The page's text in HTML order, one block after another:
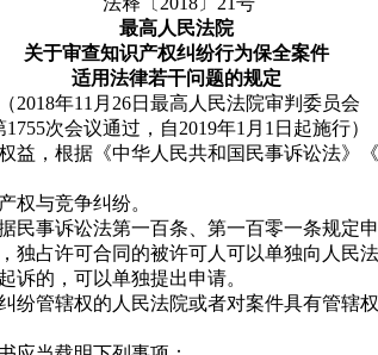
最高人民法院
关于审查知识产权纠纷行为保全案件
适用法律若干问题的规定
（2018年11月26日最高人民法院审判委员会
1755次会议通过，自2019年1月1日起施行）
根据《中华人民共和国民事诉讼法》
与竞争纠纷。
诉讼法第一百条、第一百零一条规定申
许可合同的被许可人可以单独向人民
诉的，可以单独提出申请。
管辖权的人民法院或者对案件具有管辖权